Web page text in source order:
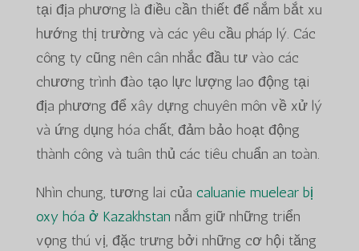
tại địa phương là điều cần thiết để nắm bắt xu
hướng thị trường và các yêu cầu pháp lý. Các
công ty cũng nên cân nhắc đầu tư vào các
chương trình đào tạo lực lượng lao động tại
địa phương để xây dựng chuyên môn về xử lý
và ứng dụng hóa chất, đảm bảo hoạt động
thành công và tuân thủ các tiêu chuẩn an toàn.
Nhìn chung, tương lai của caluanie muelear bị
oxy hóa ở Kazakhstan nắm giữ những triển
vọng thú vị, đặc trưng bởi những cơ hội tăng